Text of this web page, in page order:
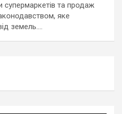
супермаркетів та продаж
яке
земель.…